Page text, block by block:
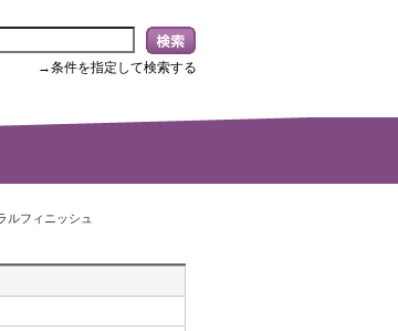
→条件を指定して検索する
ルフィニッシュ